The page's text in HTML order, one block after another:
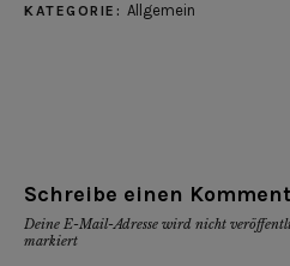
KATEGORIE: Allgemein
Schreibe einen
Deine E-Mail-Adresse wird nicht
markiert